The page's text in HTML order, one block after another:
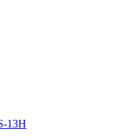
13H